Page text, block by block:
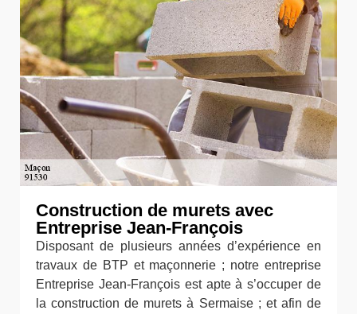
Construction de murets avec
Entreprise Jean-François
Disposant de plusieurs années d’expérience en
travaux de BTP et maçonnerie ; notre entreprise
Entreprise Jean-François est apte à s’occuper de
la construction de murets à Sermaise ; et afin de